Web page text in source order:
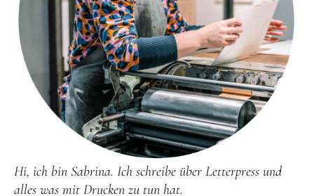
Hi, ich bin Sabrina. Ich schreibe über Letterpress und
alles was mit Drucken zu tun hat.